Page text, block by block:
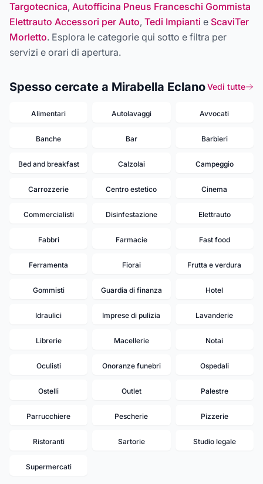
Targotecnica, Autofficina Pneus Franceschi Gommista
Elettrauto Accessori per Auto, Tedi Impianti e ScaviTer
Morletto. Esplora le categorie qui sotto e filtra per
servizi e orari di apertura.
Spesso cercate a Mirabella EclanoVedi tutte
Alimentari Autolavaggi Avvocati
Banche Bar Barbieri
Bed and breakfast Calzolai Campeggio
Carrozzerie Centro estetico Cinema
Commercialisti Disinfestazione Elettrauto
Fabbri Farmacie Fast food
Ferramenta Fiorai Frutta e verdura
Gommisti Guardia di finanza Hotel
Idraulici Imprese di pulizia Lavanderie
Librerie Macellerie Notai
Oculisti Onoranze funebri Ospedali
Ostelli Outlet Palestre
Parrucchiere Pescherie Pizzerie
Ristoranti Sartorie Studio legale
Supermercati